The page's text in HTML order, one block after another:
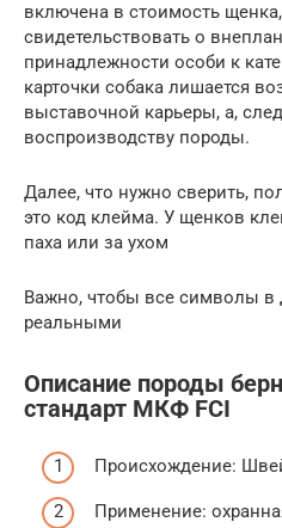
включена в стоимость
свидетельствовать о
принадлежности особи к
карточки собака лишается
выставочной карьеры, а,
воспроизводству породы.
Далее, что нужно сверить,
это код клейма. У щенков
паха или за ухом
Важно, чтобы все символы в
реальными
Описание породы
стандарт МКФ FCI
Происхождение:
Применение: